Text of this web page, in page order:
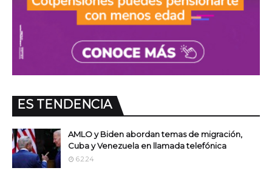
ES TENDENCIA
AMLO y Biden abordan temas de migración,
Cuba y Venezuela en llamada telefónica
6.2.24